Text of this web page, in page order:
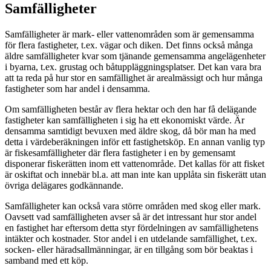
Samfälligheter
Samfälligheter är mark- eller vattenområden som är gemensamma
för flera fastigheter, t.ex. vägar och diken. Det finns också många
äldre samfälligheter kvar som tjänande gemensamma angelägenheter
i byarna, t.ex. grustag och båtuppläggningsplatser. Det kan vara bra
att ta reda på hur stor en samfällighet är arealmässigt och hur många
fastigheter som har andel i densamma.
Om samfälligheten består av flera hektar och den har få delägande
fastigheter kan samfälligheten i sig ha ett ekonomiskt värde. Är
densamma samtidigt bevuxen med äldre skog, då bör man ha med
detta i värdeberäkningen inför ett fastighetsköp. En annan vanlig typ
är fiskesamfälligheter där flera fastigheter i en by gemensamt
disponerar fiskerätten inom ett vattenområde. Det kallas för att fisket
är oskiftat och innebär bl.a. att man inte kan upplåta sin fiskerätt utan
övriga delägares godkännande.
Samfälligheter kan också vara större områden med skog eller mark.
Oavsett vad samfälligheten avser så är det intressant hur stor andel
en fastighet har eftersom detta styr fördelningen av samfällighetens
intäkter och kostnader. Stor andel i en utdelande samfällighet, t.ex.
socken- eller häradsallmänningar, är en tillgång som bör beaktas i
samband med ett köp.